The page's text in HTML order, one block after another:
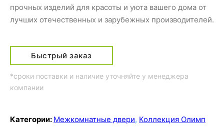
прочных изделий для красоты и уюта вашего дома от
лучших отечественных и зарубежных производителей.
Быстрый заказ
*сроки поставки и наличие уточняйте у менеджера
компании
Категории: Межкомнатные двери, Коллекция Олимп